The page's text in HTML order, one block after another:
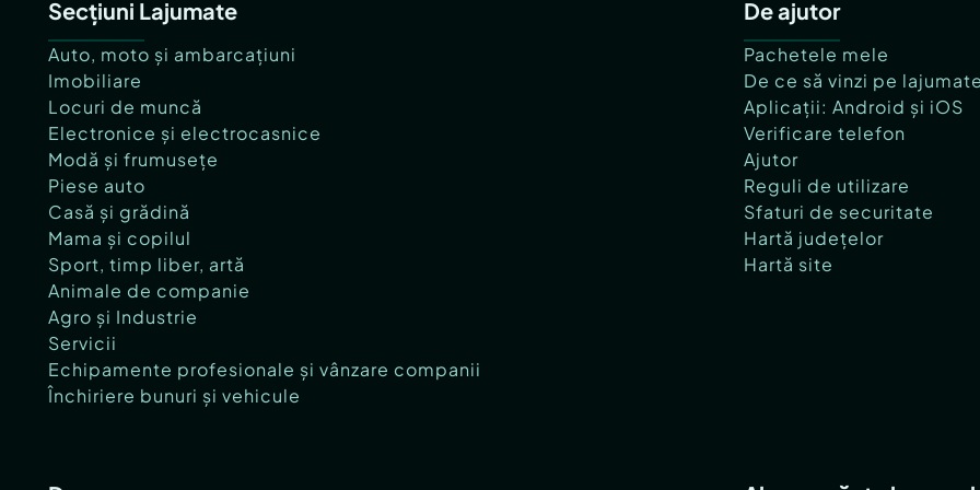
Secțiuni Lajumate
Auto, moto și ambarcațiuni
Imobiliare
Locuri de muncă
Electronice și electrocasnice
Modă și frumusețe
Piese auto
Casă și grădină
Mama și copilul
Sport, timp liber, artă
Animale de companie
Agro și Industrie
Servicii
Echipamente profesionale și vânzare companii
Închiriere bunuri și vehicule
De ajutor
Pachetele mele
De ce să vinzi pe
Aplicații: Android și iOS
Verificare telefon
Ajutor
Reguli de utilizare
Sfaturi de securitate
Hartă județelor
Hartă site